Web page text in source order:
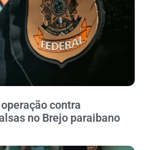
contra
no Brejo paraibano